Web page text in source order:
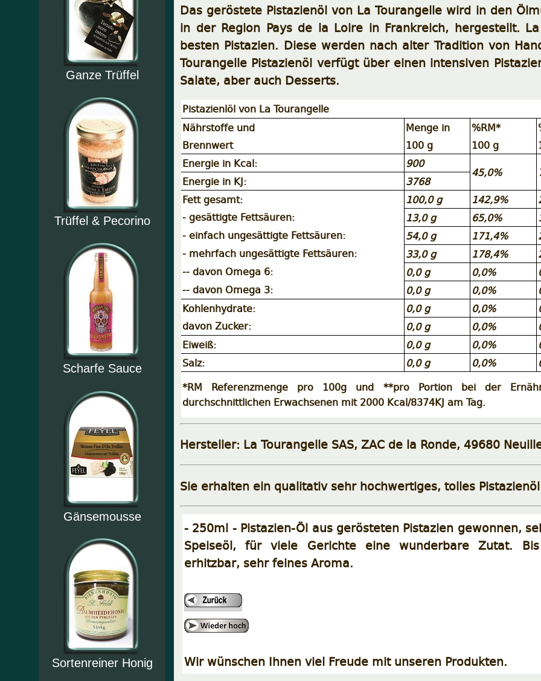
Ganze Trüffel
Trüffel & Pecorino
Scharfe Sauce
Gänsemousse
Sortenreiner Honig
Das geröstete Pistazienöl von La Tourangelle wird in den
in der Region Pays de la Loire in Frankreich, hergestellt.
besten Pistazien. Diese werden nach alter Tradition von
Tourangelle Pistazienöl verfügt über einen intensiven
Salate, aber auch Desserts.
Pistazienlöl von La Tourangelle
Nährstoffe und
Menge in %RM*
Brennwert
100 g 100 g
Energie in Kcal:
900
45,0%
Energie in KJ:
3768
Fett gesamt:
100,0 g 142,9%
- gesättigte Fettsäuren:
13,0 g 65,0%
- einfach ungesättigte Fettsäuren:
54,0 g 171,4%
- mehrfach ungesättigte Fettsäuren:
33,0 g 178,4%
-- davon Omega 6:
0,0 g 0,0%
-- davon Omega 3:
0,0 g 0,0%
Kohlenhydrate:
0,0 g 0,0%
davon Zucker:
0,0 g 0,0%
Eiweiß:
0,0 g 0,0%
Salz:
0,0 g 0,0%
*RM Referenzmenge pro 100g und **pro Portion bei der
durchschnittlichen Erwachsenen mit 2000 Kcal/8374KJ am Tag.
Hersteller: La Tourangelle SAS, ZAC de la Ronde, 49680
Sie erhalten ein qualitativ sehr hochwertiges, tolles
- 250ml - Pistazien-Öl aus gerösteten Pistazien gewonnen,
Speiseöl, für viele Gerichte eine wunderbare Zutat.
erhitzbar, sehr feines Aroma.
Wir wünschen Ihnen viel Freude mit unseren Produkten.